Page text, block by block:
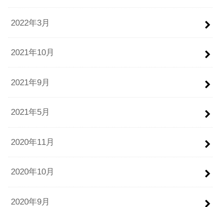
2022年3月
2021年10月
2021年9月
2021年5月
2020年11月
2020年10月
2020年9月